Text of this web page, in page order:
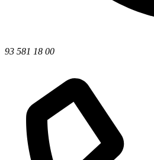
93 581 18 00